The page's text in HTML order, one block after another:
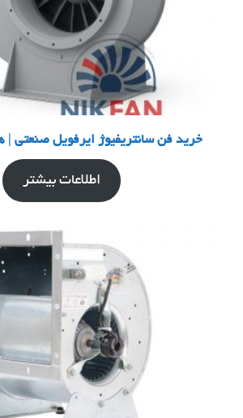
خرید فن سانتریفیوژ ایرفویل صنعتی
اطلاعات بیشتر